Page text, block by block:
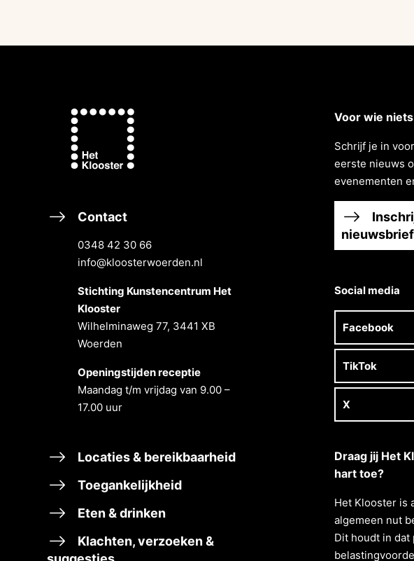
Contact
0348 42 30 66
info@kloosterwoerden.nl
Stichting Kunstencentrum Het
Klooster
Wilhelminaweg 77, 3441 XB
Woerden
Openingstĳden receptie
Maandag t/m vrĳdag van 9.00 –
17.00 uur
Locaties & bereikbaarheid
Toegankelijkheid
Eten & drinken
Klachten, verzoeken &
Voor wie
Schrĳf je in
eerste nieuws
evenementen
nieuwsbrief
Social media
Facebook
TikTok
X
Draag jij Het
hart toe?
Het Klooster is
algemeen nut
Dit houdt in